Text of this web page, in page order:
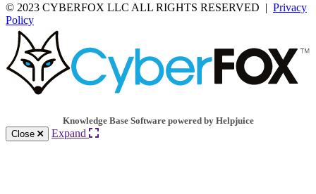
© 2023 CYBERFOX LLC ALL RIGHTS RESERVED | Privacy
Policy
Knowledge Base Software powered by Helpjuice
Close
Expand